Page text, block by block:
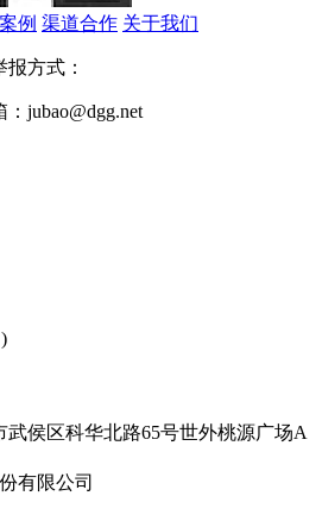
例 渠道合作 关于我们
方式：
jubao@dgg.net
侯区科华北路65号世外桃源广场A
有限公司